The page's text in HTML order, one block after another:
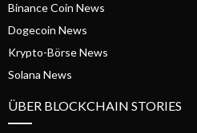
Binance Coin News
Dogecoin News
Krypto-Börse News
Solana News
ÜBER BLOCKCHAIN STORIES